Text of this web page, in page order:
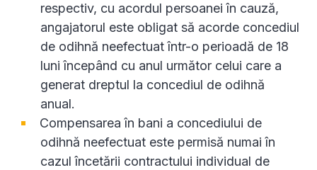
respectiv, cu acordul persoanei în cauză,
angajatorul este obligat să acorde concediul
de odihnă neefectuat într-o perioadă de 18
luni începând cu anul următor celui care a
generat dreptul la concediul de odihnă
anual.
Compensarea în bani a concediului de
odihnă neefectuat este permisă numai în
cazul încetării contractului individual de